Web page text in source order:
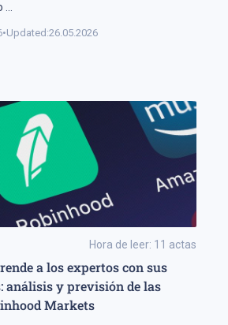
...
•Updated:26.05.2026
Hora de leer: 11 actas
a los expertos con sus
análisis y previsión de las
Markets